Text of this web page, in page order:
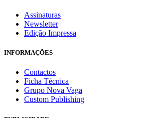
Assinaturas
Newsletter
Edição Impressa
INFORMAÇÕES
Contactos
Ficha Técnica
Grupo Nova Vaga
Custom Publishing